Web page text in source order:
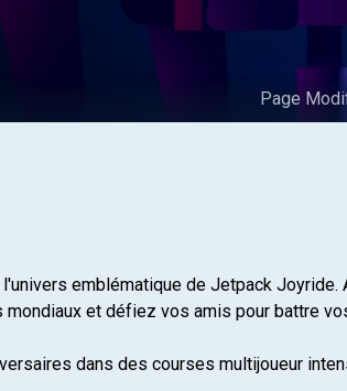
Page
emblématique de Jetpack
et défiez vos amis pour battre
dans des courses multijoueur